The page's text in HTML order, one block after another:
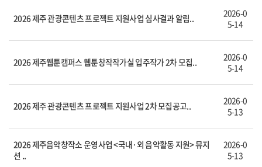
2026 제주 관광콘텐츠 프로젝트 지원사업 심사결과 알림..
2026-0
5-14
2026 제주웹툰캠퍼스 웹툰창작작가실 입주작가 2차 모집..
2026-0
5-14
2026 제주 관광콘텐츠 프로젝트 지원사업 2차 모집공고..
2026-0
5-13
2026 제주음악창작소 운영사업 <국내·외 음악활동 지원> 뮤지
션 ..
2026-0
5-13